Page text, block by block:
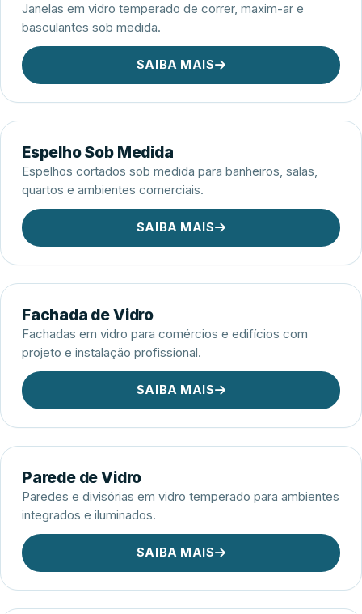
Janelas em vidro temperado de correr, maxim-ar e
basculantes sob medida.
SAIBA MAIS
Espelho Sob Medida
Espelhos cortados sob medida para banheiros, salas,
quartos e ambientes comerciais.
SAIBA MAIS
Fachada de Vidro
Fachadas em vidro para comércios e edifícios com
projeto e instalação profissional.
SAIBA MAIS
Parede de Vidro
Paredes e divisórias em vidro temperado para ambientes
integrados e iluminados.
SAIBA MAIS